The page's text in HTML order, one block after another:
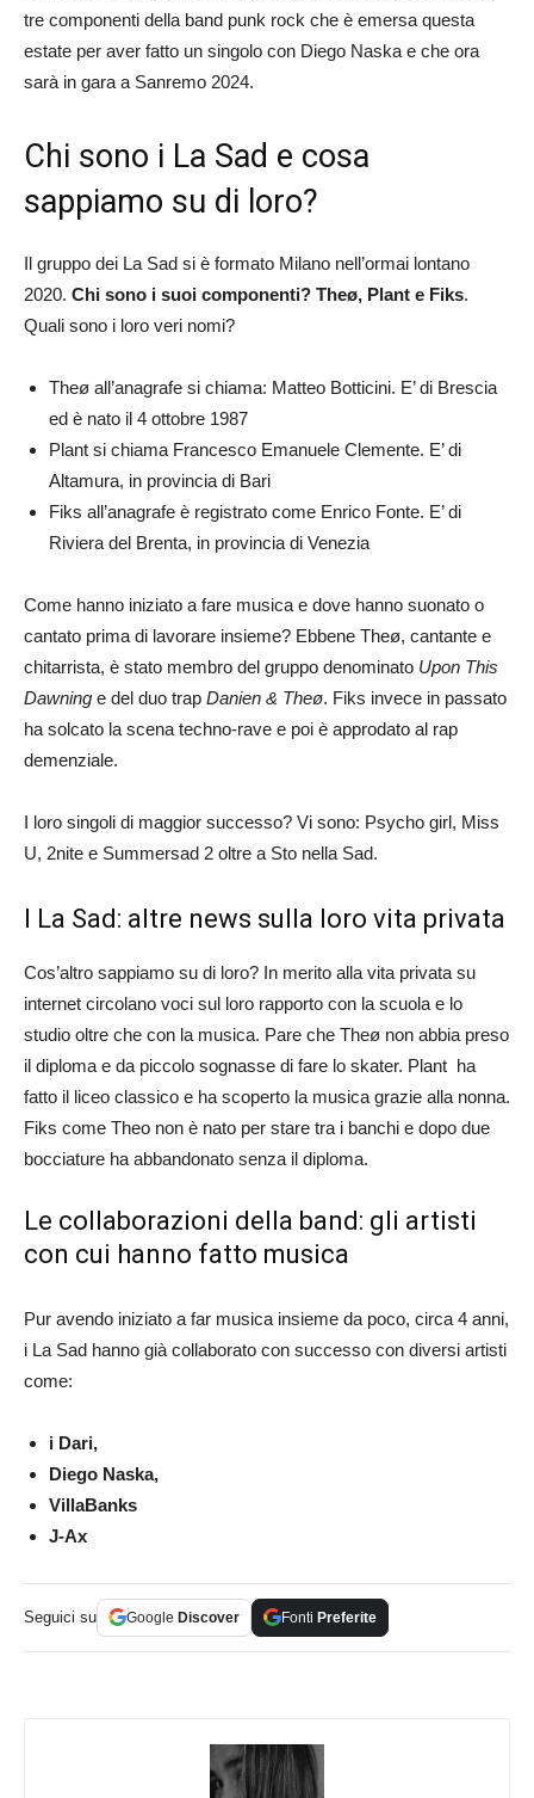
tre componenti della band punk rock che è emersa questa
estate per aver fatto un singolo con Diego Naska e che ora
sarà in gara a Sanremo 2024.
Chi sono i La Sad e cosa
sappiamo su di loro?
Il gruppo dei La Sad si è formato Milano nell’ormai lontano
2020. Chi sono i suoi componenti? Theø, Plant e Fiks.
Quali sono i loro veri nomi?
Theø all’anagrafe si chiama: Matteo Botticini. E’ di Brescia
ed è nato il 4 ottobre 1987
Plant si chiama Francesco Emanuele Clemente. E’ di
Altamura, in provincia di Bari
Fiks all’anagrafe è registrato come Enrico Fonte. E’ di
Riviera del Brenta, in provincia di Venezia
Come hanno iniziato a fare musica e dove hanno suonato o
cantato prima di lavorare insieme? Ebbene Theø, cantante e
chitarrista, è stato membro del gruppo denominato Upon This
Dawning e del duo trap Danien & Theø. Fiks invece in passato
ha solcato la scena techno-rave e poi è approdato al rap
demenziale.
I loro singoli di maggior successo? Vi sono: Psycho girl, Miss
U, 2nite e Summersad 2 oltre a Sto nella Sad.
I La Sad: altre news sulla loro vita privata
Cos’altro sappiamo su di loro? In merito alla vita privata su
internet circolano voci sul loro rapporto con la scuola e lo
studio oltre che con la musica. Pare che Theø non abbia preso
il diploma e da piccolo sognasse di fare lo skater. Plant ha
fatto il liceo classico e ha scoperto la musica grazie alla nonna.
Fiks come Theo non è nato per stare tra i banchi e dopo due
bocciature ha abbandonato senza il diploma.
Le collaborazioni della band: gli artisti
con cui hanno fatto musica
Pur avendo iniziato a far musica insieme da poco, circa 4 anni,
i La Sad hanno già collaborato con successo con diversi artisti
come:
i Dari,
Diego Naska,
VillaBanks
J-Ax
Seguici su Google Discover Fonti Preferite